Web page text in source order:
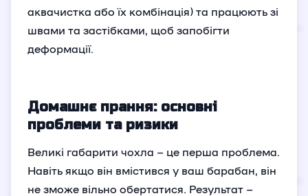
аквачистка або їх комбінація) та працюють зі
швами та застібками, щоб запобігти
деформації.
Домашнє прання: основні
проблеми та ризики
Великі габарити чохла – це перша проблема.
Навіть якщо він вмістився у ваш барабан, він
не зможе вільно обертатися. Результат –